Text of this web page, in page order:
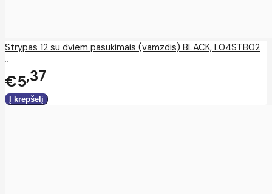
Strypas 12 su dviem pasukimais (vamzdis) BLACK, L04STB02
..
€5 37